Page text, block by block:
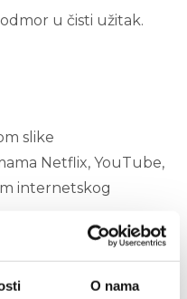
O nama
u čisti užitak.
slike
Netflix, YouTube,
internetskog
11.0
internetsku vezu
za digitalni TV